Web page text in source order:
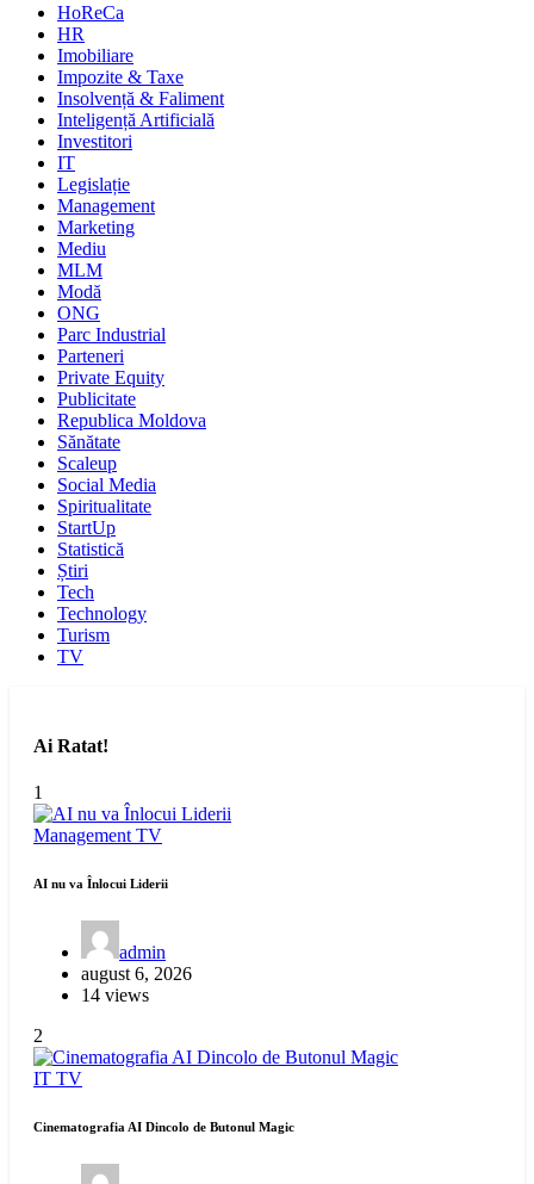
HoReCa
HR
Imobiliare
Impozite & Taxe
Insolvență & Faliment
Inteligență Artificială
Investitori
IT
Legislație
Management
Marketing
Mediu
MLM
Modă
ONG
Parc Industrial
Parteneri
Private Equity
Publicitate
Republica Moldova
Sănătate
Scaleup
Social Media
Spiritualitate
StartUp
Statistică
Știri
Tech
Technology
Turism
TV
Ai Ratat!
1
Management TV
AI nu va Înlocui Liderii
admin
august 6, 2026
14 views
2
IT TV
Cinematografia AI Dincolo de Butonul Magic